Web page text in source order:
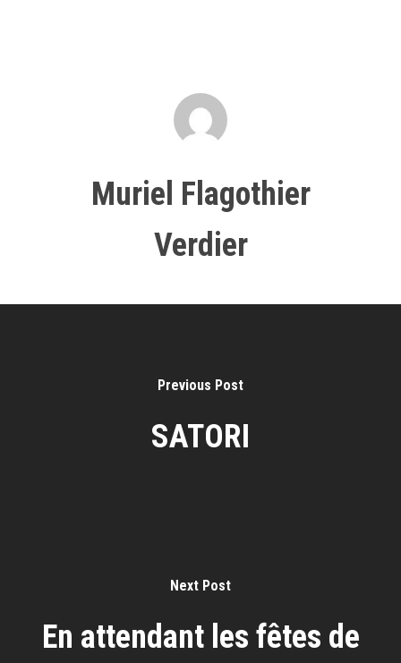
Muriel Flagothier
Verdier
Previous Post
SATORI
Next Post
En attendant les fêtes de